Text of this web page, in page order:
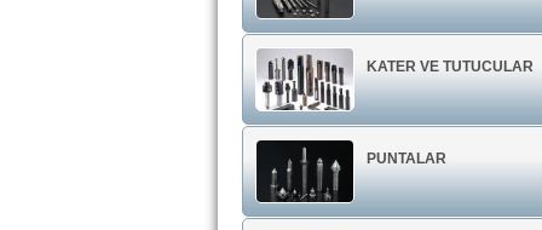
KATER VE TUTUCULAR
PUNTALAR